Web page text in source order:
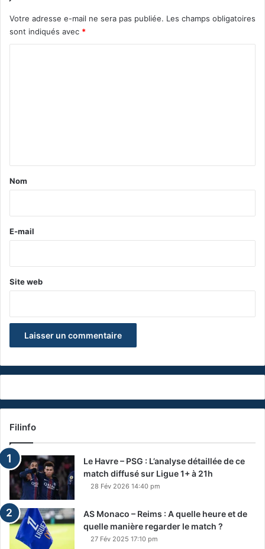
Votre adresse e-mail ne sera pas publiée. Les champs obligatoires
sont indiqués avec *
a
e
Nom
E-mail
Site web
Filinfo
Le Havre – PSG : L’analyse détaillée de ce
match diffusé sur Ligue 1+ à 21h
28 Fév 2026 14:40 pm
AS Monaco – Reims : A quelle heure et de
quelle manière regarder le match ?
27 Fév 2025 17:10 pm